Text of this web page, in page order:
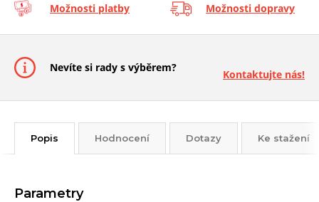
Možnosti platby Možnosti dopravy
Nevíte si rady s výběrem?
Kontaktujte nás!
Popis Hodnocení Dotazy Ke stažení
Parametry